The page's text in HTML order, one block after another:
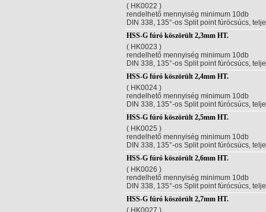
( HK0022 )
rendelhető mennyiség minimum 10db
DIN 338, 135°-os Split point fúrócsúcs,
HSS-G fúró köszörült 2,3mm HT.
( HK0023 )
rendelhető mennyiség minimum 10db
DIN 338, 135°-os Split point fúrócsúcs,
HSS-G fúró köszörült 2,4mm HT.
( HK0024 )
rendelhető mennyiség minimum 10db
DIN 338, 135°-os Split point fúrócsúcs,
HSS-G fúró köszörült 2,5mm HT.
( HK0025 )
rendelhető mennyiség minimum 10db
DIN 338, 135°-os Split point fúrócsúcs,
HSS-G fúró köszörült 2,6mm HT.
( HK0026 )
rendelhető mennyiség minimum 10db
DIN 338, 135°-os Split point fúrócsúcs,
HSS-G fúró köszörült 2,7mm HT.
( HK0027 )